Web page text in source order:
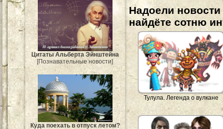
Цитаты Альберта Эйнштейна
[Познавательные новости]
Куда поехать в отпуск летом?
Надоели
найдёте сотню
Тулула. Легенда о вулкане